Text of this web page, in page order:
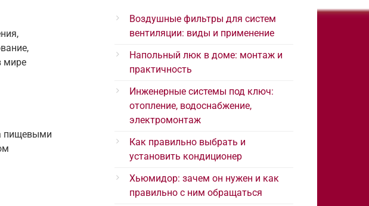
мире
пищевыми
Воздушные фильтры для систем
вентиляции: виды и применение
Напольный люк в доме: монтаж и
практичность
Инженерные системы под ключ:
отопление, водоснабжение,
электромонтаж
Как правильно выбрать и
установить кондиционер
Хьюмидор: зачем он нужен и как
правильно с ним обращаться